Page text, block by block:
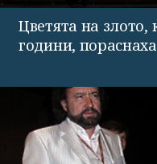
Цветята на злото,
години,